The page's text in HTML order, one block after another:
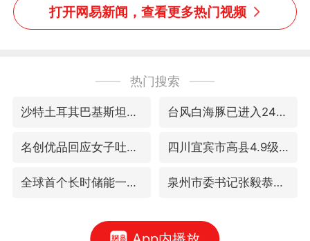
是武侠片现场！#睡个好
打开网易新闻，查看更多热门视频
热门搜索
沙特土耳其巴基斯坦签署共同防务协议 台风白海豚已进入24小时警戒线
名创优品回应女子吐槽内裤质量差 四川宜宾市高县4.9级地震致1人死亡
全球首个长时储能一体化产业园量产 泉州市委书记张毅恭被查